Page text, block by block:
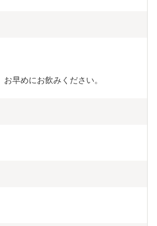
早めにお飲みください。